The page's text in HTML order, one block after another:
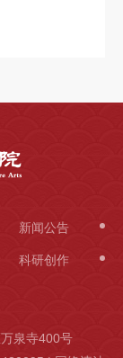
新闻公告
科研创作
泉寺400号